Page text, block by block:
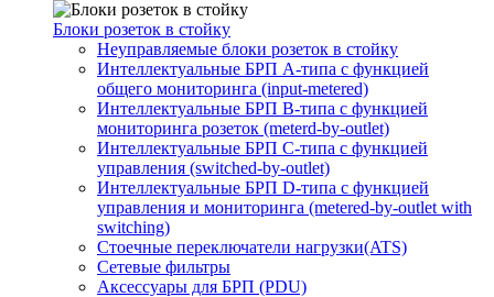
Блоки розеток в стойку
Неуправляемые блоки розеток в стойку
Интеллектуальные БРП А-типа с функцией
общего мониторинга (input-metered)
Интеллектуальные БРП B-типа с функцией
мониторинга розеток (meterd-by-outlet)
Интеллектуальные БРП C-типа с функцией
управления (switched-by-outlet)
Интеллектуальные БРП D-типа с функцией
управления и мониторинга (metered-by-outlet with
switching)
Стоечные переключатели нагрузки(ATS)
Сетевые фильтры
Аксессуары для БРП (PDU)